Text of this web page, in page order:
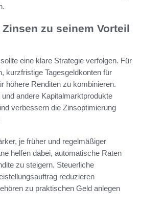
zu seinem Vorteil
eine klare Strategie verfolgen. Für
kurzfristige Tagesgeldkonten für
höhere Renditen zu kombinieren.
andere Kapitalmarktprodukte
verbessern die Zinsoptimierung
je früher und regelmäßiger
helfen dabei, automatische Raten
zu steigern. Steuerliche
reduzieren
zu praktischen Geld anlegen